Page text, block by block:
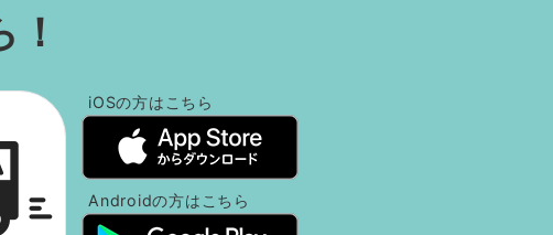
iOSの方はこちら
Androidの方はこちら